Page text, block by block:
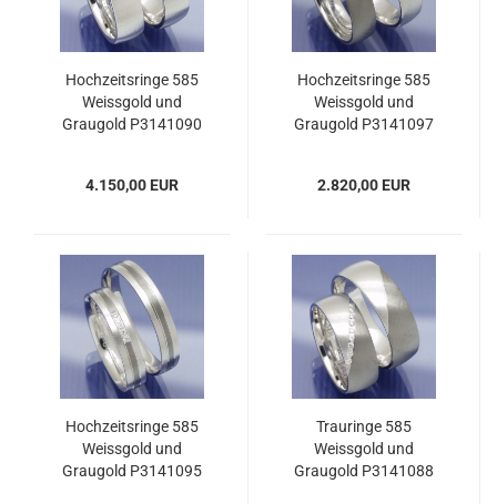
Hochzeitsringe 585
Weissgold und
Graugold P3141090
4.150,00 EUR
Hochzeitsringe 585
Weissgold und
Graugold P3141097
2.820,00 EUR
Hochzeitsringe 585
Weissgold und
Graugold P3141095
Trauringe 585
Weissgold und
Graugold P3141088